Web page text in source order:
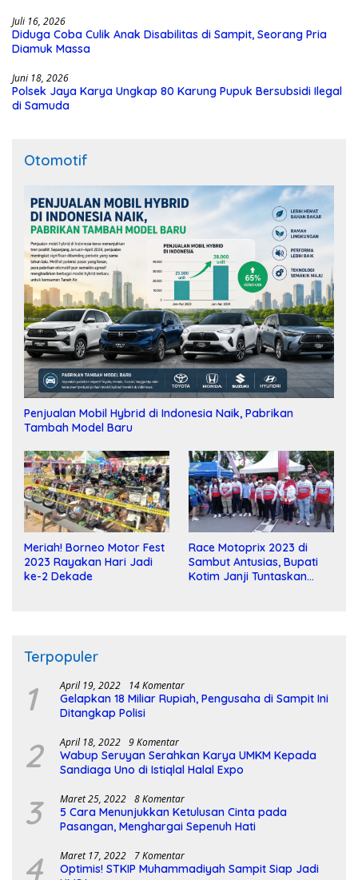
Juli 16, 2026
Diduga Coba Culik Anak Disabilitas di Sampit, Seorang Pria
Diamuk Massa
Juni 18, 2026
Polsek Jaya Karya Ungkap 80 Karung Pupuk Bersubsidi Ilegal
di Samuda
Otomotif
Penjualan Mobil Hybrid di Indonesia Naik, Pabrikan
Tambah Model Baru
Meriah! Borneo Motor Fest
2023 Rayakan Hari Jadi
ke-2 Dekade
Race Motoprix 2023 di
Sambut Antusias, Bupati
Kotim Janji Tuntaskan
Terpopuler
1 April 19, 2022 14 Komentar
Gelapkan 18 Miliar Rupiah, Pengusaha di Sampit Ini
Ditangkap Polisi
2 April 18, 2022 9 Komentar
Wabup Seruyan Serahkan Karya UMKM Kepada
Sandiaga Uno di Istiqlal Halal Expo
3 Maret 25, 2022 8 Komentar
5 Cara Menunjukkan Ketulusan Cinta pada
Pasangan, Menghargai Sepenuh Hati
4 Maret 17, 2022 7 Komentar
Optimis! STKIP Muhammadiyah Sampit Siap Jadi